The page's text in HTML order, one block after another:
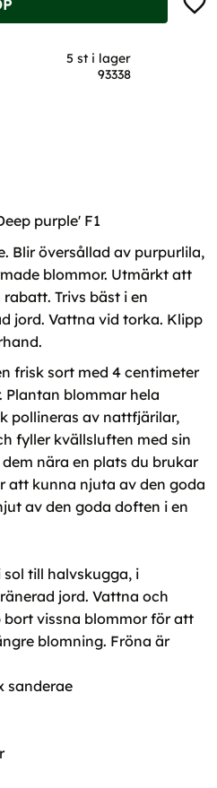
5 st i lager
93338
purple' F1
Blir översållad av purpurlila,
blommor. Utmärkt att
Trivs bäst i en
jord. Vattna vid torka. Klipp
frisk sort med 4 centimeter
blommar hela
pollineras av nattfjärilar,
fyller kvällsluften med sin
nära en plats du brukar
att kunna njuta av den goda
av den goda doften i en
till halvskugga, i
jord. Vattna och
vissna blommor för att
blomning. Fröna är
sanderae